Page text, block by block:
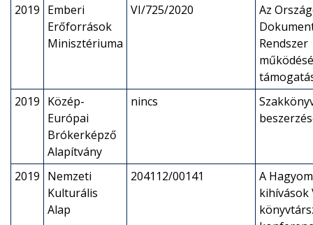
2019 Emberi
Erőforrások
Minisztériuma
VI/725/2020
Az
Rendszer
2019 Közép-
Európai
Brókerképző
Alapítvány
nincs
2019 Nemzeti
Kulturális
Alap
204112/00141
A
kihívások